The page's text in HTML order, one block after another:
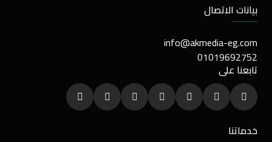
بيانات الاتصال
info@akmedia-eg.com
01019692752
تابعنا على
خدماتنا